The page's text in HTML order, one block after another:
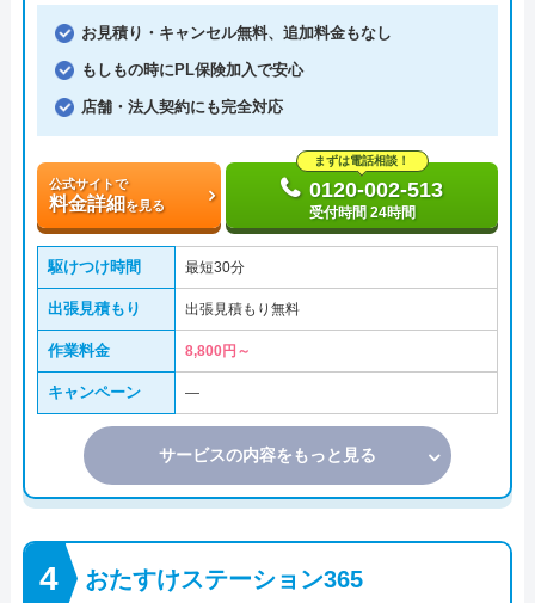
お見積り・キャンセル無料、追加料金もなし
もしもの時にPL保険加入で安心
店舗・法人契約にも完全対応
公式サイトで
料金詳細を見る
まずは電話相談！
0120-002-513
受付時間 24時間
駆けつけ時間 最短30分
出張見積もり 出張見積もり無料
作業料金 8,800円～
キャンペーン ―
サービスの内容をもっと見る
おたすけステーション365